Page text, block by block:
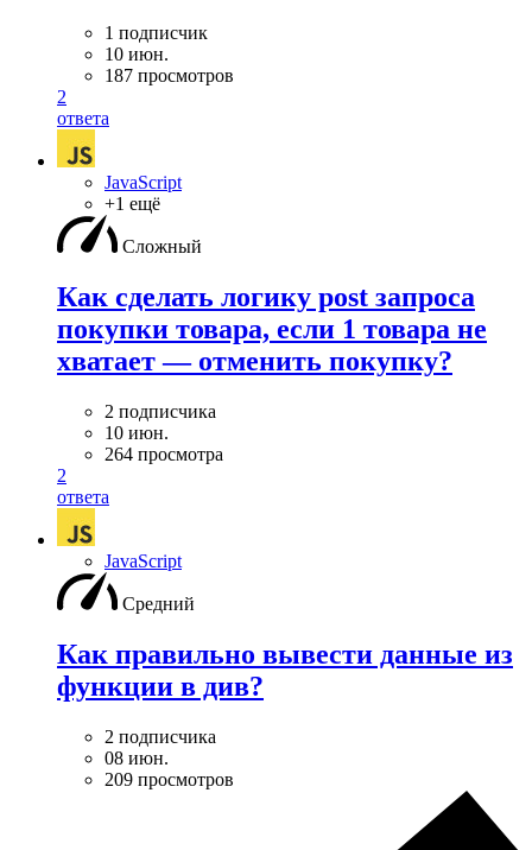
1 подписчик
10 июн.
187 просмотров
2
ответа
JavaScript
+1 ещё
Сложный
Как сделать логику post запроса
покупки товара, если 1 товара не
хватает — отменить покупку?
2 подписчика
10 июн.
264 просмотра
2
ответа
JavaScript
Средний
Как правильно вывести данные из
функции в див?
2 подписчика
08 июн.
209 просмотров